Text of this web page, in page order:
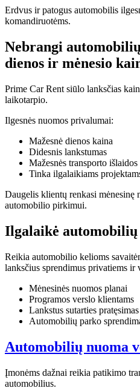
Erdvus ir patogus automobilis
komandiruotėms.
Nebrangi
dienos ir mėnesio
Prime Car Rent siūlo lanksčias
laikotarpio.
Ilgesnės nuomos privalumai:
Mažesnė dienos kaina
Didesnis lankstumas
Mažesnės transporto išlaidos
Tinka ilgalaikiams
Daugelis klientų renkasi mėnesinę
automobilio pirkimui.
Ilgalaikė automobilių
Reikia automobilio kelioms
lanksčius sprendimus privatiems ir
Mėnesinės nuomos planai
Programos verslo klientams
Lankstus sutarties pratęsimas
Automobilių parko
Automobilių nuoma
Įmonėms dažnai reikia patikimo
automobilius.